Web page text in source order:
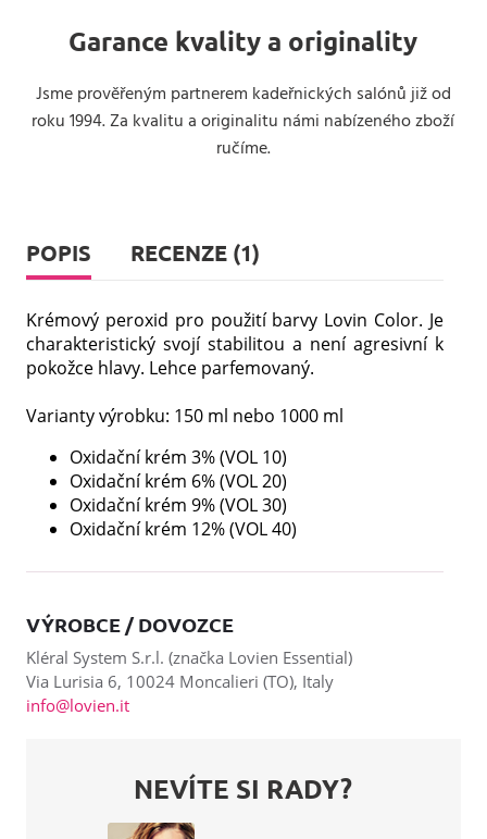
Garance kvality a originality
Jsme prověřeným partnerem kadeřnických salónů již od
roku 1994. Za kvalitu a originalitu námi nabízeného zboží
ručíme.
POPIS RECENZE (1)
Krémový peroxid pro použití barvy Lovin Color. Je
charakteristický svojí stabilitou a není agresivní k
pokožce hlavy. Lehce parfemovaný.
Varianty výrobku: 150 ml nebo 1000 ml
Oxidační krém 3% (VOL 10)
Oxidační krém 6% (VOL 20)
Oxidační krém 9% (VOL 30)
Oxidační krém 12% (VOL 40)
VÝROBCE / DOVOZCE
Kléral System S.r.l. (značka Lovien Essential)
Via Lurisia 6, 10024 Moncalieri (TO), Italy
info@lovien.it
NEVÍTE SI RADY?